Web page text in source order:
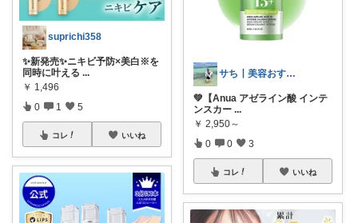
suprichi358
✨新発売✨ニキビ予防×美白※を
同時に叶える ...
￥ 1,496
0 1 5
コレ いいね
サち┃美容おすすめ┃垢抜け
💚【Anua アゼライン酸 インテ
ンスカー ...
￥ 2,950～
0 0 3
コレ いいね